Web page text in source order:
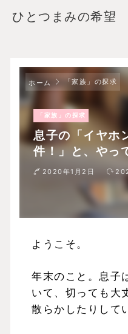
ひとつまみの希望
ホーム 「家族」の探求
「家族」の探求
息子の「イヤホ
件！」と、やっ
さ。
2020年1月2日
ようこそ。
年末のこと。息子
いて、切っても大
散らかしたりして